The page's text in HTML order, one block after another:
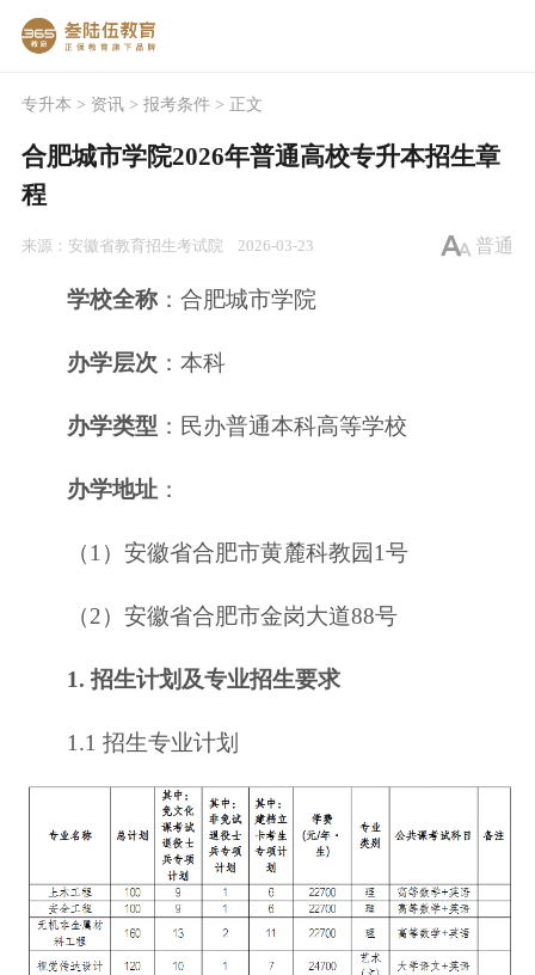
专升本 > 资讯> 报考条件 > 正文
合肥城市学院2026年普通高校专升本招生章
程
来源： 安徽省教育招生考试院 2026-03-23 普通
学校全称：合肥城市学院
办学层次 ：本科
办学类型 ：民办普通本科高等学校
办学地址 ：
（1）安徽省合肥市黄麓科教园1号
（2）安徽省合肥市金岗大道88号
1. 招生计划及专业招生要求
1.1 招生专业计划